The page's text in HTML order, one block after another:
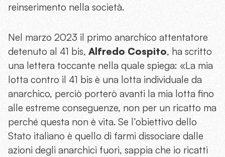
reinserimento nella società.
Nel marzo 2023 il primo anarchico attentatore
detenuto al 41 bis, Alfredo Cospito, ha scritto
una lettera toccante nella quale spiega: «La mia
lotta contro il 41 bis è una lotta individuale da
anarchico, perciò porterò avanti la mia lotta fino
alle estreme conseguenze, non per un ricatto ma
perché questa non è vita. Se l’obiettivo dello
Stato italiano è quello di farmi dissociare dalle
azioni degli anarchici fuori, sappia che io ricatti